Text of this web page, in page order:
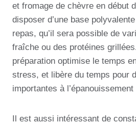
et fromage de chèvre en début
disposer d’une base
repas, qu’il sera possible de
fraîche ou des protéines
préparation optimise le temps
stress, et libère du temps pour
importantes à
Il est aussi intéressant de